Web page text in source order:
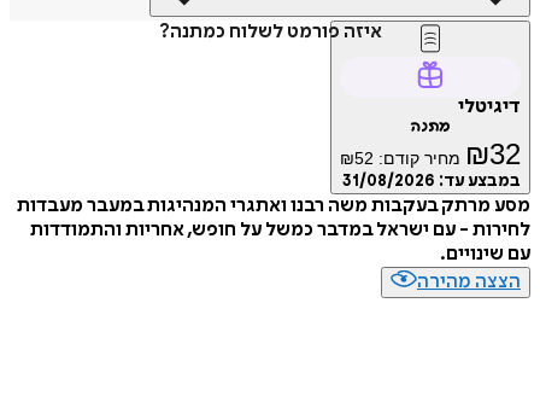
איזה פורמט לשלוח כמתנה?
דיגיטלי
מתנה
₪32 מחיר קודם: ₪52
במבצע עד: 31/08/2026
מסע מרתק בעקבות משה רבנו ואתגרי המנהיגות במעבר מעבדות
לחירות - עם ישראל במדבר כמשל על חופש, אחריות והתמודדות
עם שינויים.
הצצה מהירה